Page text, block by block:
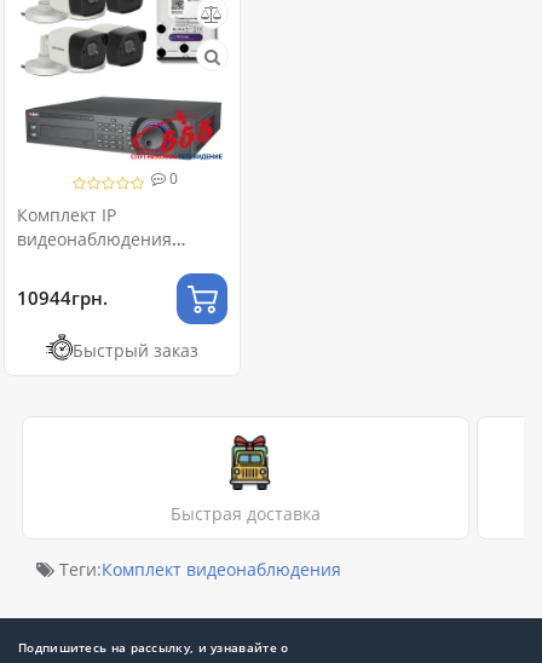
0
Комплект IP
видеонаблюдения
10944грн.
Быстрый заказ
Быстрая доставка
Теги:Комплект видеонаблюдения
Подпишитесь на рассылку, и узнавайте о